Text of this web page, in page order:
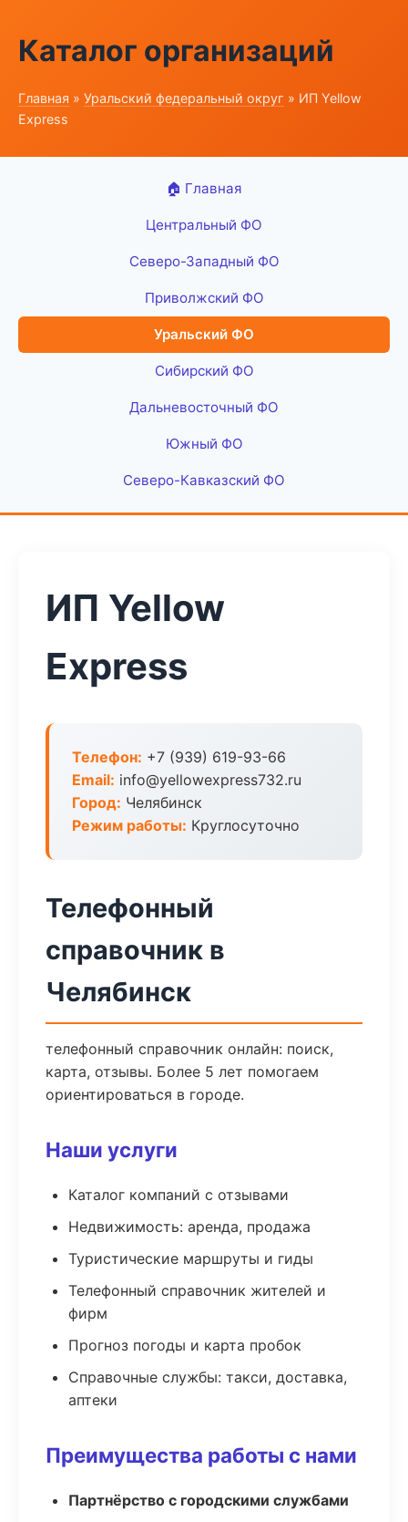
Каталог организаций
Главная » Уральский федеральный округ » ИП Yellow
Express
🏠 Главная
Центральный ФО
Северо-Западный ФО
Приволжский ФО
Уральский ФО
Сибирский ФО
Дальневосточный ФО
Южный ФО
Северо-Кавказский ФО
ИП Yellow
Express
Телефон: +7 (939) 619-93-66
Email: info@yellowexpress732.ru
Город: Челябинск
Режим работы: Круглосуточно
Телефонный
справочник в
Челябинск
телефонный справочник онлайн: поиск,
карта, отзывы. Более 5 лет помогаем
ориентироваться в городе.
Наши услуги
Каталог компаний с отзывами
Недвижимость: аренда, продажа
Туристические маршруты и гиды
Телефонный справочник жителей и
фирм
Прогноз погоды и карта пробок
Справочные службы: такси, доставка,
аптеки
Преимущества работы с нами
Партнёрство с городскими службами